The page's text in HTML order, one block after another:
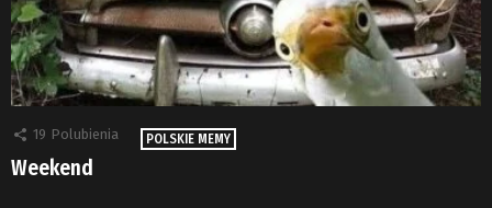
19 Polubienia POLSKIE MEMY
Weekend